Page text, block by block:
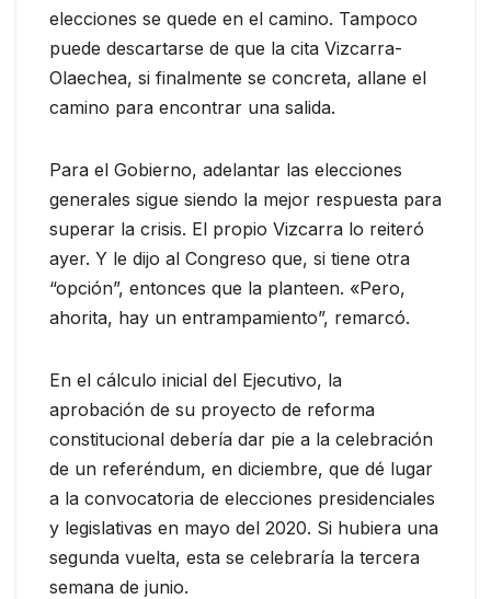
elecciones se quede en el camino. Tampoco
puede descartarse de que la cita Vizcarra-
Olaechea, si finalmente se concreta, allane el
camino para encontrar una salida.
Para el Gobierno, adelantar las elecciones
generales sigue siendo la mejor respuesta para
superar la crisis. El propio Vizcarra lo reiteró
ayer. Y le dijo al Congreso que, si tiene otra
“opción”, entonces que la planteen. «Pero,
ahorita, hay un entrampamiento”, remarcó.
En el cálculo inicial del Ejecutivo, la
aprobación de su proyecto de reforma
constitucional debería dar pie a la celebración
de un referéndum, en diciembre, que dé lugar
a la convocatoria de elecciones presidenciales
y legislativas en mayo del 2020. Si hubiera una
segunda vuelta, esta se celebraría la tercera
semana de junio.